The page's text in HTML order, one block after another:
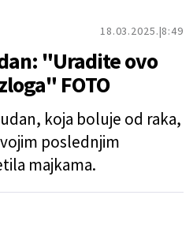
18.03.2025. 8:49
"Uradite ovo
FOTO
koja boluje od raka,
poslednjim
majkama.